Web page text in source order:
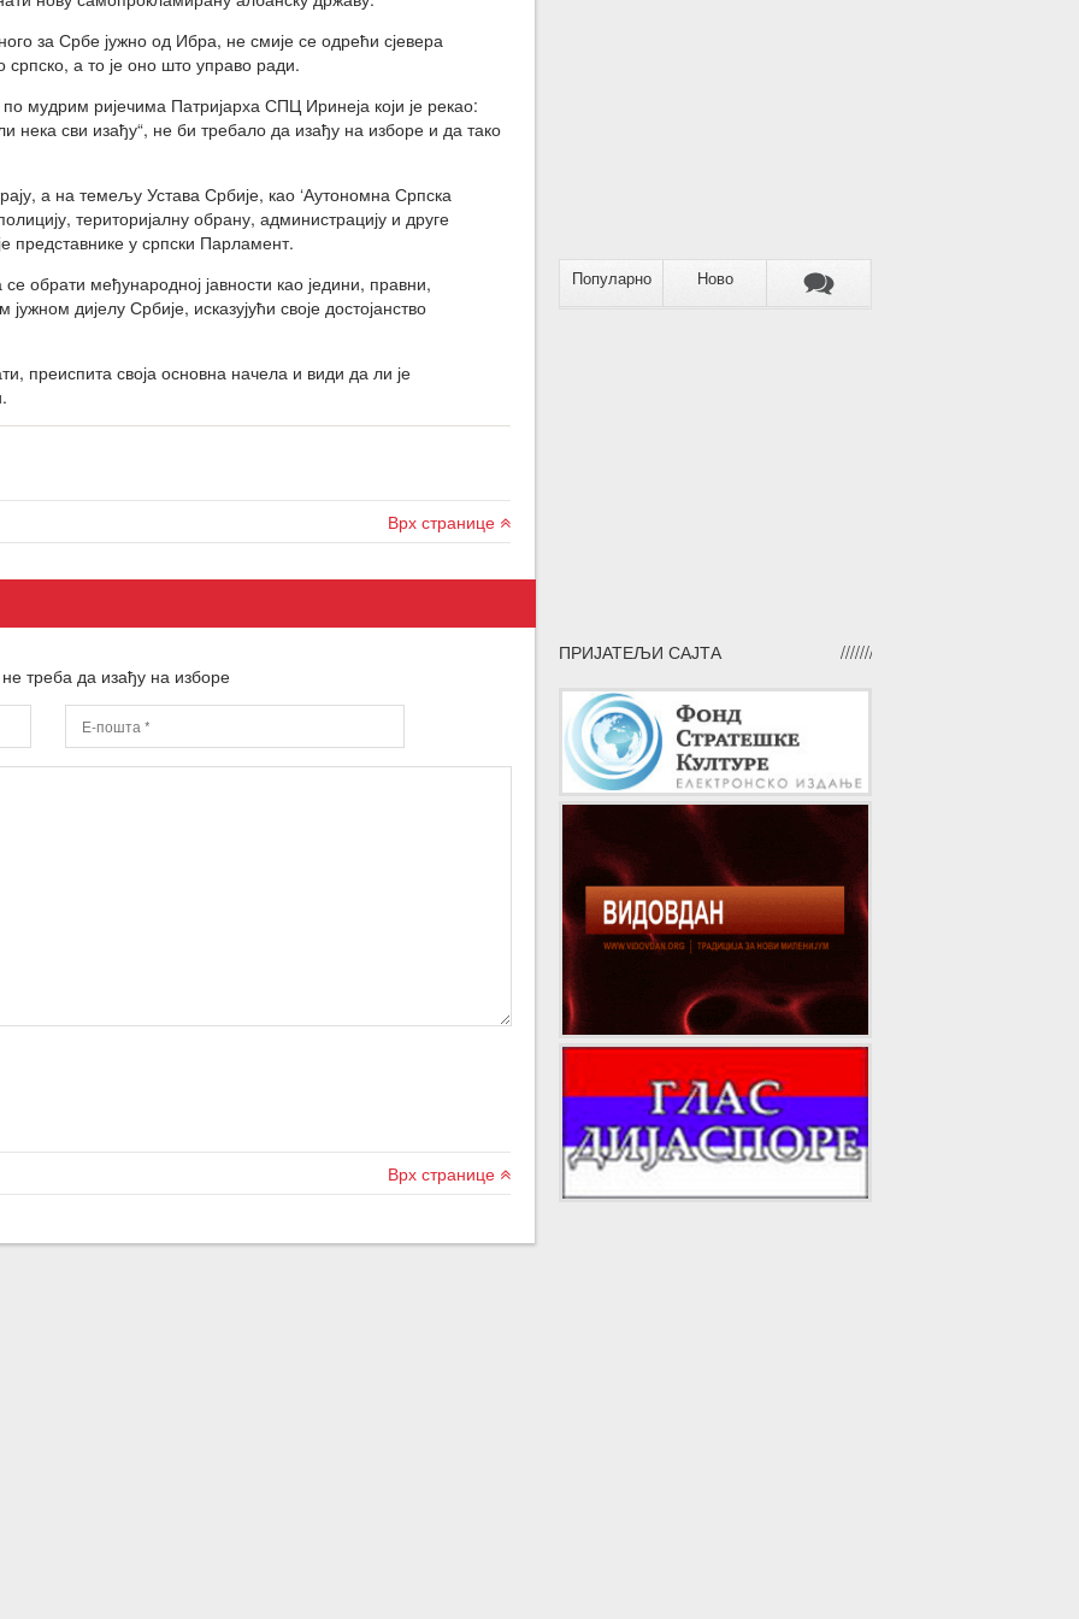
за Србе јужно од Ибра, не смије се одрећи сјевера
српско, а то је оно што управо ради.
мудрим ријечима Патријарха СПЦ Иринеја који је рекао:
нека сви изађу“, не би требало да изађу на изборе и да тако
а на темељу Устава Србије, као ‘Аутономна Српска
територијалну обрану, администрацију и друге
представнике у српски Парламент.
обрати међународној јавности као једини, правни,
дијелу Србије, исказујући своје достојанство
преиспита своја основна начела и види да ли је
Врх странице
треба да изађу на изборе
Врх странице
Популарно Ново
ПРИЈАТЕЉИ САЈТА